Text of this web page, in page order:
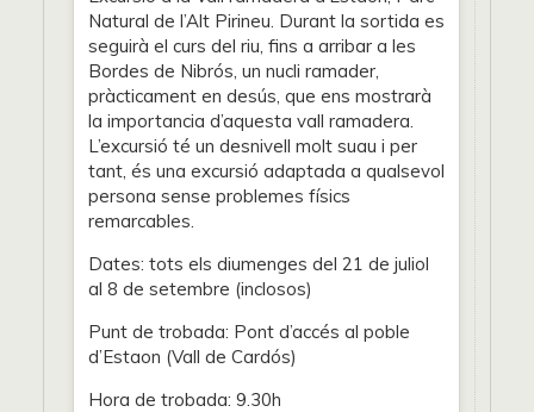
Natural de l’Alt Pirineu. Durant la sortida es
seguirà el curs del riu, fins a arribar a les
Bordes de Nibrós, un nucli ramader,
pràcticament en desús, que ens mostrarà
la importancia d’aquesta vall ramadera.
L’excursió té un desnivell molt suau i per
tant, és una excursió adaptada a qualsevol
persona sense problemes físics
remarcables.
Dates: tots els diumenges del 21 de juliol
al 8 de setembre (inclosos)
Punt de trobada: Pont d’accés al poble
d’Estaon (Vall de Cardós)
Hora de trobada: 9.30h